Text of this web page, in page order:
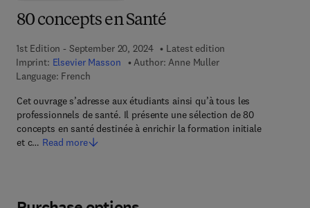
80 concepts en Santé
1st Edition - September 20, 2024
Latest edition
Imprint: Elsevier Masson Author: Anne Muller
Language: French
Cet ouvrage s’adresse aux étudiants ainsi qu’à tous les
professionnels de santé. Il présente une sélection de 80
concepts en santé destinée à enrichir la formation initiale
et c… Read more